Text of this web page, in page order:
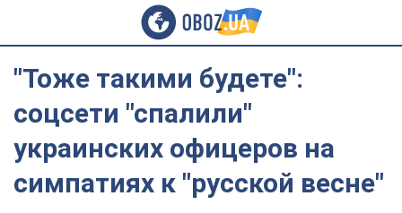
"Тоже такими будете":
соцсети "спалили"
украинских офицеров на
симпатиях к "русской весне"